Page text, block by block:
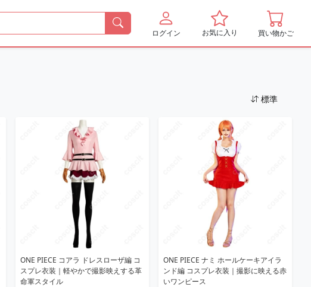
ログイン お気に入り 買い物かご
標準
ONE PIECE コアラ ドレスローザ編 コ
スプレ衣装｜軽やかで撮影映えする革
命軍スタイル
ONE PIECE ナミ ホールケーキアイラ
ンド編 コスプレ衣装｜撮影に映える赤
いワンピース